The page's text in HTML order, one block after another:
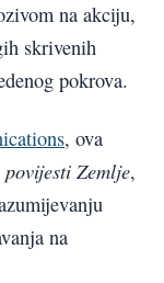
na akciju,
skrivenih
pokrova.
, ova
povijesti Zemlje,
na